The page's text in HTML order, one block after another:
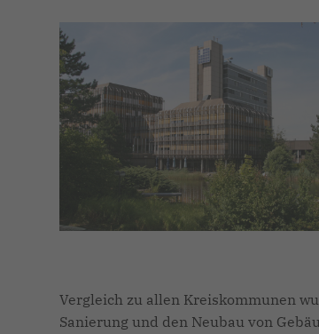
Vergleich zu allen Kreiskommunen
Sanierung und den Neubau von